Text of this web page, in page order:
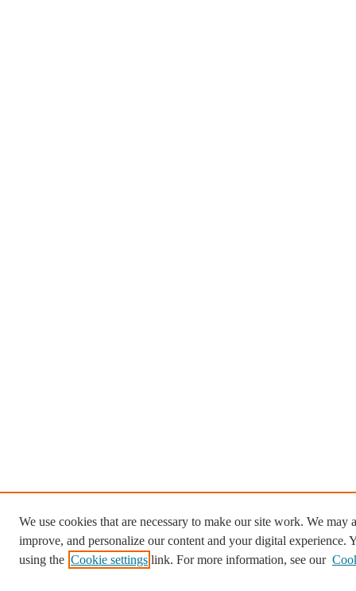
We use cookies that are necessary to make our site work. We may
improve, and personalize our content and your digital experience.
using the Cookie settings link. For more information, see our